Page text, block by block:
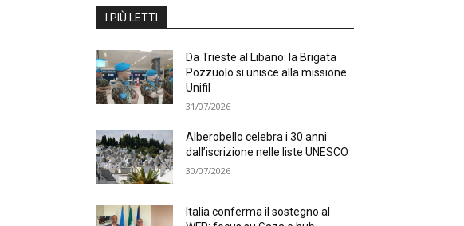
I PIÙ LETTI
Da Trieste al Libano: la Brigata
Pozzuolo si unisce alla missione
Unifil
31/07/2026
Alberobello celebra i 30 anni
dall’iscrizione nelle liste UNESCO
30/07/2026
Italia conferma il sostegno al